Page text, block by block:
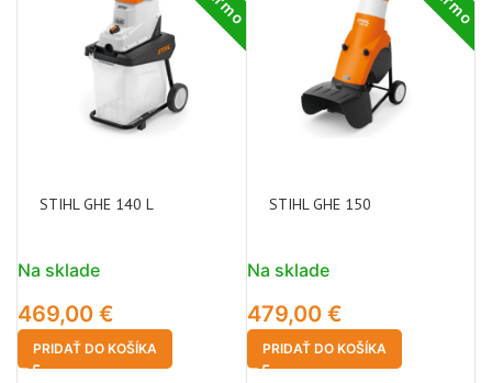
STIHL GHE 140 L
Na sklade
469,00 €
PRIDAŤ DO KOŠÍKA
STIHL GHE 150
Na sklade
479,00 €
PRIDAŤ DO KOŠÍKA